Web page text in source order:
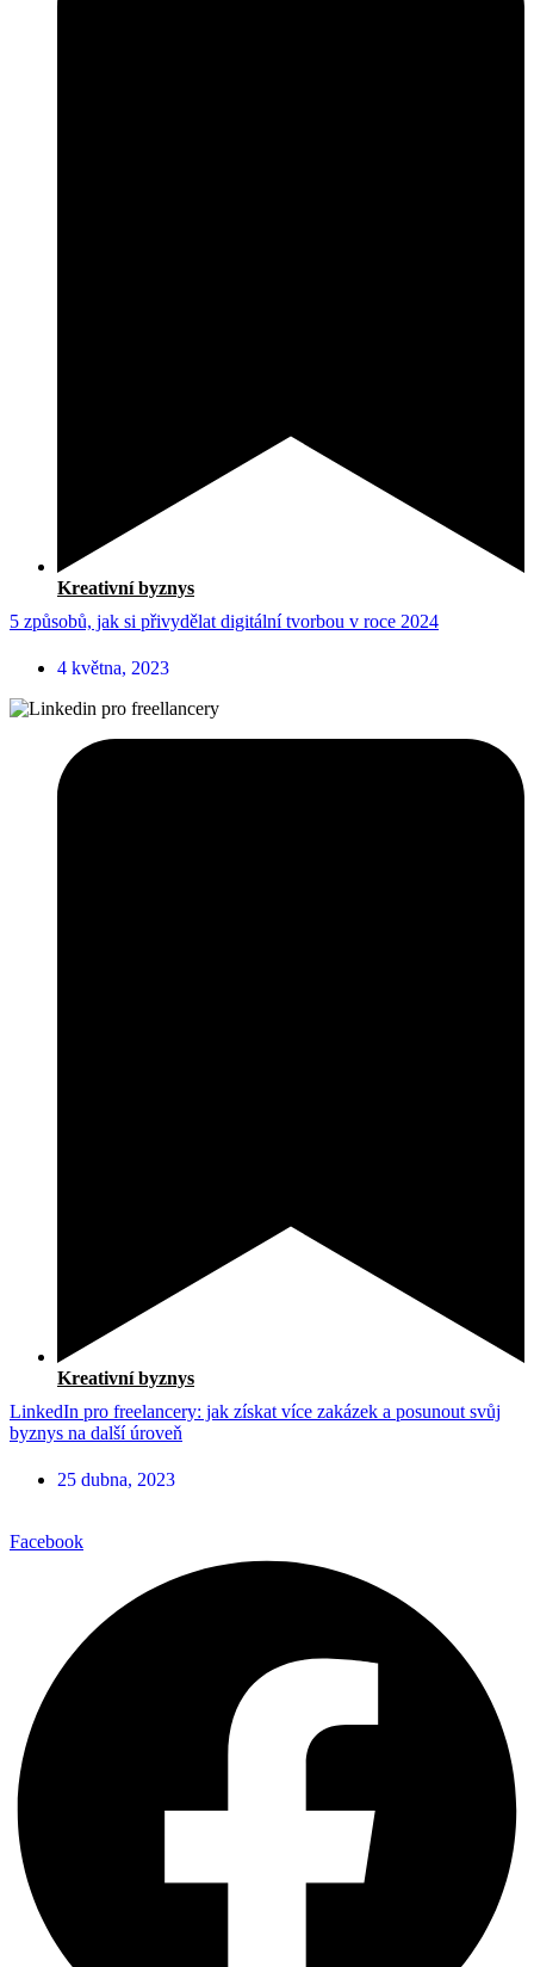
Kreativní byznys
5 způsobů, jak si přivydělat digitální tvorbou v roce 2024
4 května, 2023
Kreativní byznys
LinkedIn pro freelancery: jak získat více zakázek a posunout svůj
byznys na další úroveň
25 dubna, 2023
Facebook